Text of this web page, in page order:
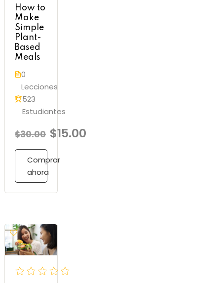
How to
Make
Simple
Plant-
Based
Meals
0
Lecciones
523
Estudiantes
$30.00 $15.00
Comprar
ahora